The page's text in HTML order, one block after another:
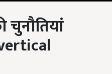
चुनौतियां